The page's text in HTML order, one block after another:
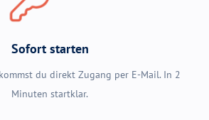
Sofort starten
du direkt Zugang per E-Mail. In 2
Minuten startklar.